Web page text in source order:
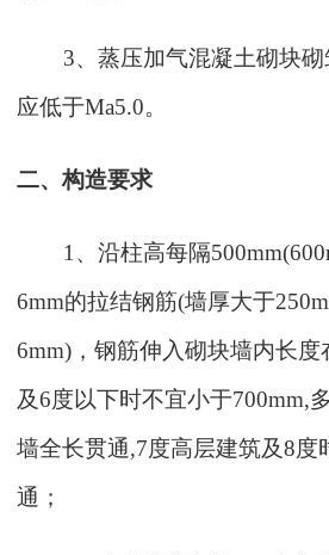
3、蒸压加气混凝土砌块
应低于Ma5.0。
二、构造要求
1 、沿柱高每隔
6mm的拉结钢筋(墙厚大于
6mm) ，钢筋伸入砌块墙内长
及6度以下时不宜小于700mm,
墙全长贯通,7度高层建筑及8度
通；